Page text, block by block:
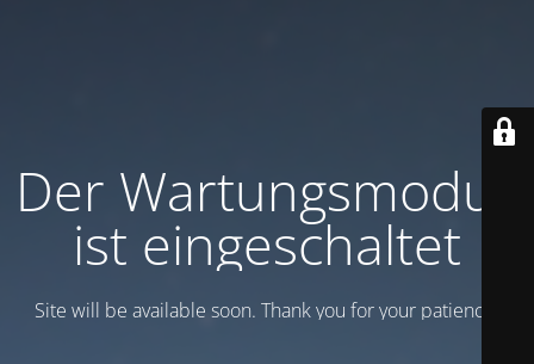
Der Wartungsmodus
ist eingeschaltet
Site will be available soon. Thank you for your patience!